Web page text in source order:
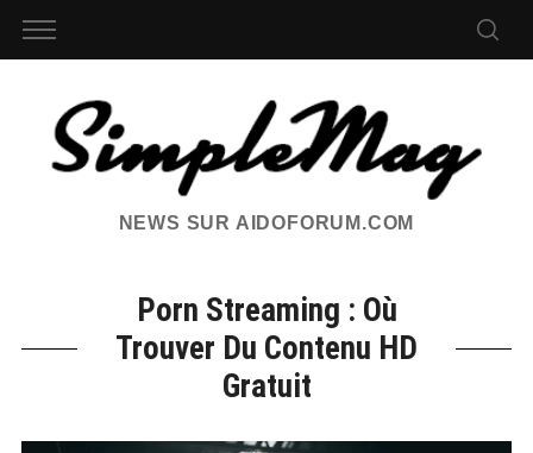
NEWS SUR AIDOFORUM.COM
Porn Streaming : Où
Trouver Du Contenu HD
Gratuit